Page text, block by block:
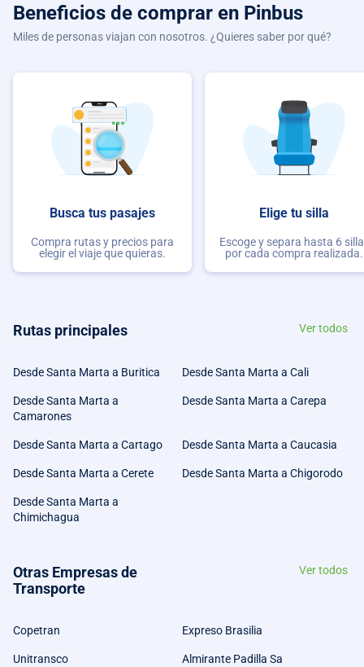
Beneficios de comprar en Pinbus
Miles de personas viajan con nosotros. ¿Quieres saber por qué?
Busca tus pasajes
Compra rutas y precios para
elegir el viaje que quieras.
Elige tu silla
Escoge y separa hasta 6
por cada compra realizada.
Rutas principales Ver todos
Desde Santa Marta a Buritica Desde Santa Marta a Cali
Desde Santa Marta a
Camarones
Desde Santa Marta a Carepa
Desde Santa Marta a Cartago Desde Santa Marta a Caucasia
Desde Santa Marta a Cerete Desde Santa Marta a Chigorodo
Desde Santa Marta a
Chimichagua
Otras Empresas de
Transporte
Ver todos
Copetran Expreso Brasilia
Unitransco Almirante Padilla Sa